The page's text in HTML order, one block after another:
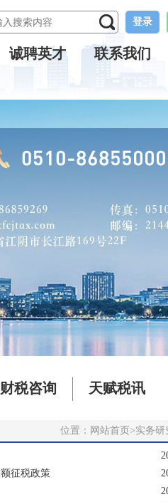
诚聘英才 联系我们
登录
财税咨询 天赋税讯
位置： 网站首页 >实务研
征税政策